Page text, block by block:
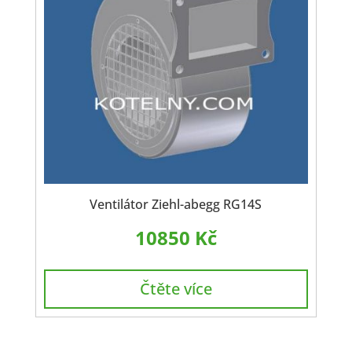
Ventilátor Ziehl-abegg RG14S
10850 Kč
Čtěte více